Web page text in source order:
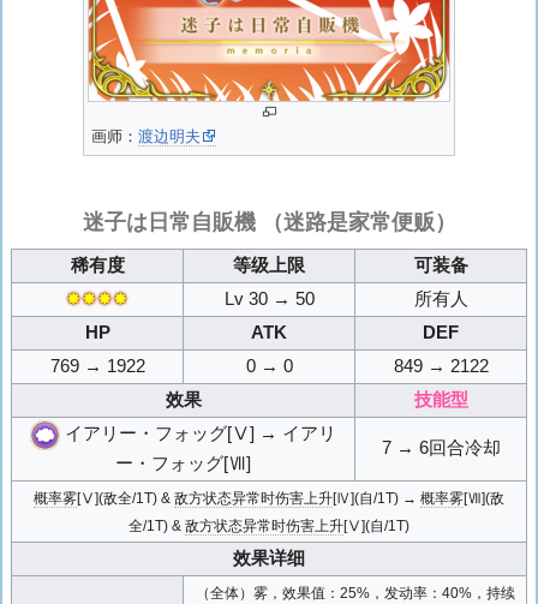
画师： 渡边明夫
迷子は日常自販機（迷路是家常便贩）
稀有度 等级上限
可装备
✸✸✸✸
Lv 30 → 50
所有人
HP
ATK
DEF
769 → 1922
0 → 0
849 → 2122
效果
技能型
イアリー・フォッグ[Ⅴ] → イアリ
ー・フォッグ[Ⅶ]
7 → 6回合冷却
概率雾[Ⅴ](敌全/1T) & 敌方状态异常时伤害上升[Ⅳ](自/1T) → 概率雾[Ⅶ](敌
全/1T) & 敌方状态异常时伤害上升[Ⅴ](自/1T)
效果详细
（全体）雾，效果值：25%，发动率：40%，持续